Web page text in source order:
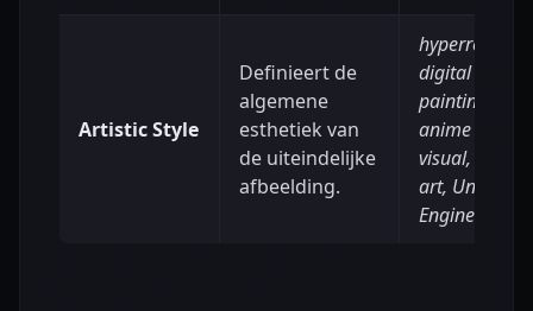
Artistic Style
Definieert de
algemene
esthetiek van
de uiteindelijke
afbeelding.
hyperrealistic,
digital
painting,
anime key
visual,
art, Unreal
Engine 5